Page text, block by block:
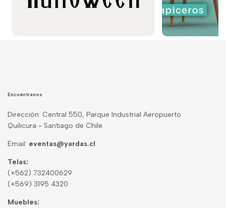
Encuéntranos
Dirección: Central 550, Parque Industrial Aeropuerto
Quilicura - Santiago de Chile
Email: eventas@yardas.cl
Telas:
(+562) 732400629
(+569) 3195 4320
Muebles: